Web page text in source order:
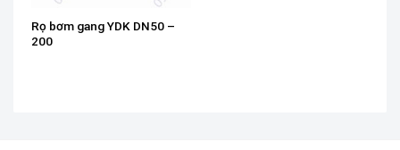
Rọ bơm gang YDK DN50 –
200